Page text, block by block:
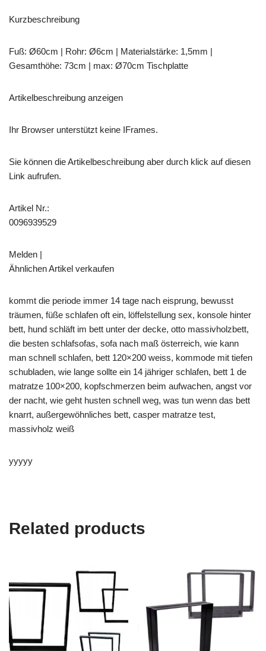
Kurzbeschreibung
Fuß: Ø60cm | Rohr: Ø6cm | Materialstärke: 1,5mm |
Gesamthöhe: 73cm | max: Ø70cm Tischplatte
Artikelbeschreibung anzeigen
Ihr Browser unterstützt keine IFrames.
Sie können die Artikelbeschreibung aber durch klick auf diesen
Link aufrufen.
Artikel Nr.:
0096939529
Melden |
Ähnlichen Artikel verkaufen
kommt die periode immer 14 tage nach eisprung, bewusst
träumen, füße schlafen oft ein, löffelstellung sex, konsole hinter
bett, hund schläft im bett unter der decke, otto massivholzbett,
die besten schlafsofas, sofa nach maß österreich, wie kann
man schnell schlafen, bett 120×200 weiss, kommode mit tiefen
schubladen, wie lange sollte ein 14 jähriger schlafen, bett 1 de
matratze 100×200, kopfschmerzen beim aufwachen, angst vor
der nacht, wie geht husten schnell weg, was tun wenn das bett
knarrt, außergewöhnliches bett, casper matratze test,
massivholz weiß
yyyyy
Related products